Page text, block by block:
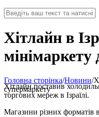
Хітлайн в
мінімаркету
Головна сторінка/Новини/
супермаркету
Хітлайн поставив
торгових мереж в Ізраїлі.
Магазини різних форматів